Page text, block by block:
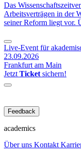
Das
Arbeitsverträgen in der
seiner Reform liegt vor.
Live-Event für
23.09.2026
Frankfurt am Main
Jetzt Ticket sichern!
Feedback
academics
Über uns Kontakt